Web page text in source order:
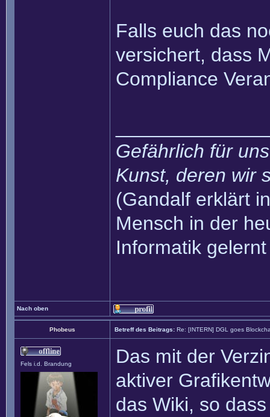
Falls euch das
versichert, dass
Compliance
Gefährlich für
Kunst, deren wir
(Gandalf erklärt
Mensch in der
Informatik
Nach oben
Phobeus Betreff des Beitrags: Re: [INTERN] DGL goes
Fels i.d. Brandung
Das mit der
aktiver
das Wiki, so